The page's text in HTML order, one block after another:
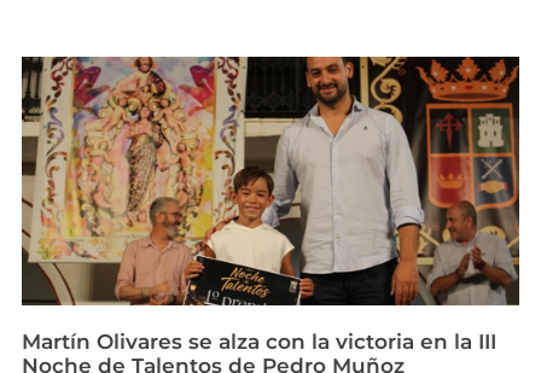
Martín Olivares se alza con la victoria en la III
Noche de Talentos de Pedro Muñoz